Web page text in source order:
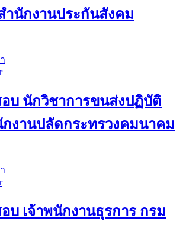
ำนักงานประกันสังคม
บ นักวิชาการขนส่งปฏิบัติ
กงานปลัดกระทรวงคมนาคม
บ เจ้าพนักงานธุรการ กรม